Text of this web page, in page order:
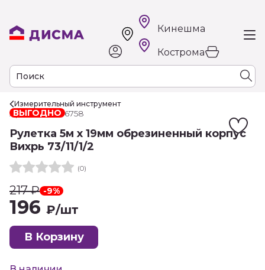
Кинешма
Кострома
Измерительный инструмент
ВЫГОДНО
Арт. РТ-00016758
Рулетка 5м х 19мм обрезиненный корпус
Вихрь 73/11/1/2
(0)
217₽ -9%
196 ₽/шт
В Корзину